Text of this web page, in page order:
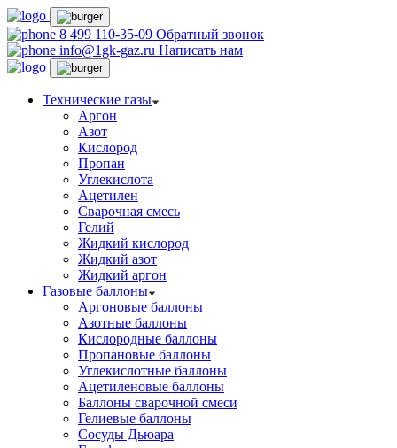
8 499 110-35-09 Обратный звонок
info@1gk-gaz.ru Написать нам
Технические газы
Аргон
Азот
Кислород
Пропан
Углекислота
Ацетилен
Сварочная смесь
Гелий
Жидкий кислород
Жидкий азот
Жидкий аргон
Газовые баллоны
Аргоновые баллоны
Азотные баллоны
Кислородные баллоны
Пропановые баллоны
Углекислотные баллоны
Ацетиленовые баллоны
Баллоны сварочной смеси
Гелиевые баллоны
Сосуды Дьюара